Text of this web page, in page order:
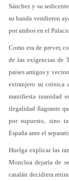
Sánchez y su
su banda vendieron
por ambos en el
Como era de prever,
de las exigencias de
países amigos y
extranjero su crónica
manifiesta inanidad
ilegalidad flagrante
por supuesto, sino
España ante el
Huelga explicar las
Moncloa dejaría de
catalán decidiera